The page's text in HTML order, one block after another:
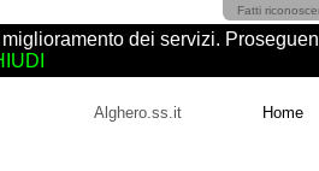
Fatti
Alghero.ss.it Home
dei servizi.